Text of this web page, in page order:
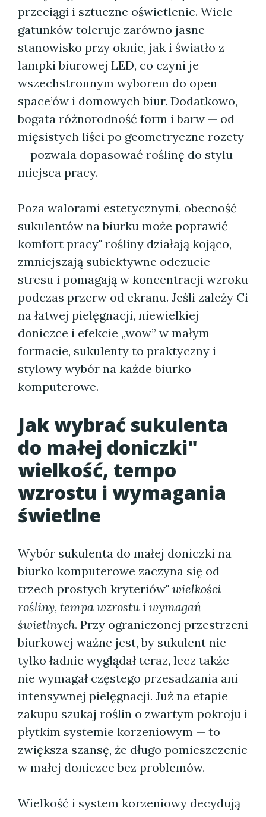
przeciągi i sztuczne oświetlenie. Wiele
gatunków toleruje zarówno jasne
stanowisko przy oknie, jak i światło z
lampki biurowej LED, co czyni je
wszechstronnym wyborem do open
space’ów i domowych biur. Dodatkowo,
bogata różnorodność form i barw — od
mięsistych liści po geometryczne rozety
— pozwala dopasować roślinę do stylu
miejsca pracy.
Poza walorami estetycznymi, obecność
sukulentów na biurku może poprawić
komfort pracy" rośliny działają kojąco,
zmniejszają subiektywne odczucie
stresu i pomagają w koncentracji wzroku
podczas przerw od ekranu. Jeśli zależy Ci
na łatwej pielęgnacji, niewielkiej
doniczce i efekcie „wow” w małym
formacie, sukulenty to praktyczny i
stylowy wybór na każde biurko
komputerowe.
Jak wybrać sukulenta
do małej doniczki"
wielkość, tempo
wzrostu i wymagania
świetlne
Wybór sukulenta do małej doniczki na
biurko komputerowe zaczyna się od
trzech prostych kryteriów" wielkości
rośliny, tempa wzrostu i wymagań
świetlnych. Przy ograniczonej przestrzeni
biurkowej ważne jest, by sukulent nie
tylko ładnie wyglądał teraz, lecz także
nie wymagał częstego przesadzania ani
intensywnej pielęgnacji. Już na etapie
zakupu szukaj roślin o zwartym pokroju i
płytkim systemie korzeniowym — to
zwiększa szansę, że długo pomieszczenie
w małej doniczce bez problemów.
Wielkość i system korzeniowy decydują